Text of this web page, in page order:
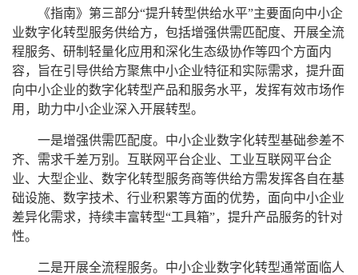
《指南》第三部分“提升转型供给水平”主要面向中小企
业数字化转型服务供给方，包括增强供需匹配度、开展全流
程服务、研制轻量化应用和深化生态级协作等四个方面内
容，旨在引导供给方聚焦中小企业特征和实际需求，提升面
向中小企业的数字化转型产品和服务水平，发挥有效市场作
用，助力中小企业深入开展转型。
一是增强供需匹配度。中小企业数字化转型基础参差不
齐、需求千差万别。互联网平台企业、工业互联网平台企
业、大型企业、数字化转型服务商等供给方需发挥各自在基
础设施、数字技术、行业积累等方面的优势，面向中小企业
差异化需求，持续丰富转型“工具箱”，提升产品服务的针对
性。
二是开展全流程服务。中小企业数字化转型通常面临人